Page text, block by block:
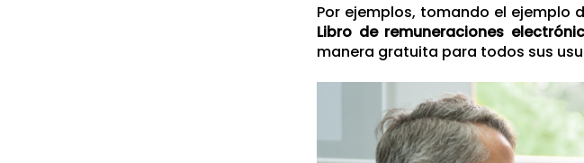
Por ejemplos, tomando el ejemplo
Libro de remuneraciones
manera gratuita para todos sus